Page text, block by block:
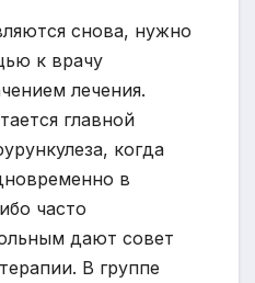
снова, нужно
к врачу
лечения.
главной
когда
в
часто
дают совет
В группе